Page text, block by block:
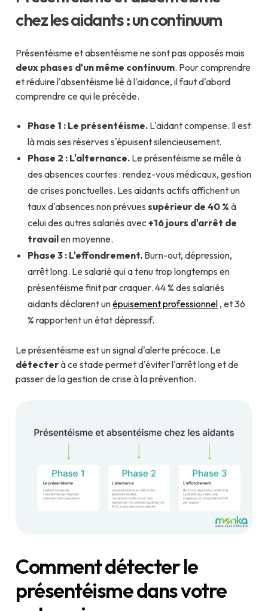
chez les aidants : un continuum
Présentéisme et absentéisme ne sont pas opposés mais
deux phases d'un même continuum. Pour comprendre
et réduire l'absentéisme lié à l'aidance, il faut d'abord
comprendre ce qui le précède.
Phase 1 : Le présentéisme. L'aidant compense. Il est
là mais ses réserves s'épuisent silencieusement.
Phase 2 : L'alternance. Le présentéisme se mêle à
des absences courtes : rendez-vous médicaux, gestion
de crises ponctuelles. Les aidants actifs affichent un
taux d'absences non prévues supérieur de 40 % à
celui des autres salariés avec+16 jours d'arrêt de
travailen moyenne.
Phase 3 : L'effondrement. Burn-out, dépression,
arrêt long. Le salarié qui a tenu trop longtemps en
présentéisme finit par craquer. 44 % des salariés
aidants déclarent unépuisement professionnel , et 36
% rapportent un état dépressif.
Le présentéisme est un signal d'alerte précoce. Le
détecterà ce stade permet d'éviter l'arrêt long et de
passer de la gestion de crise à la prévention.
Comment détecter le
présentéisme dans votre